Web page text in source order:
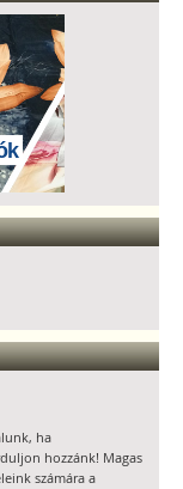
ha
hozzánk! Magas
számára a